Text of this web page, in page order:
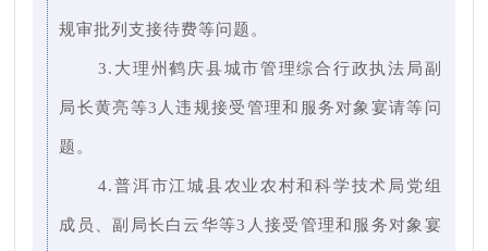
规审批列支接待费等问题。
3.大理州鹤庆县城市管理综合行政执法局副
局长黄亮等3人违规接受管理和服务对象宴请等问
题。
4.普洱市江城县农业农村和科学技术局党组
成员、副局长白云华等3人接受管理和服务对象宴